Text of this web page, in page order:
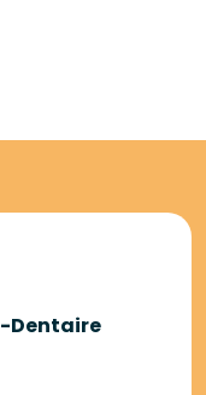
Dentaire